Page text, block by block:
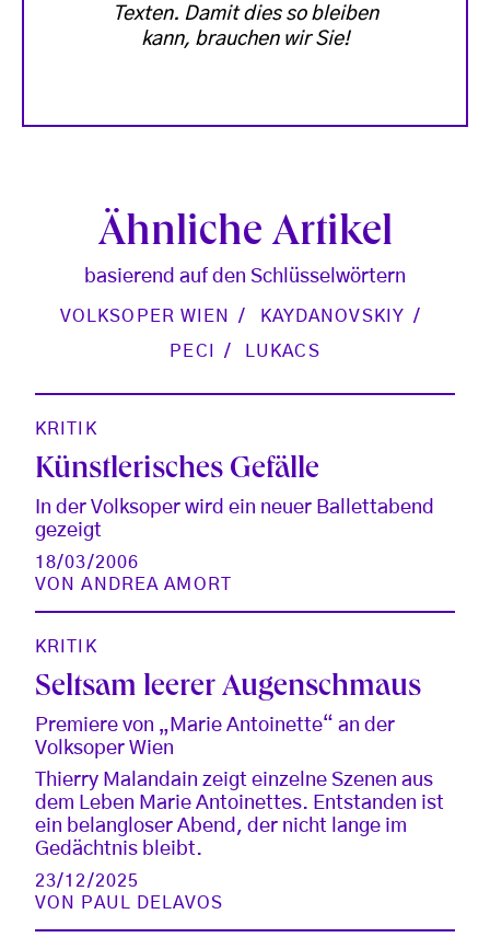
Texten. Damit dies so bleiben
kann, brauchen wir Sie!
Ähnliche Artikel
basierend auf den Schlüsselwörtern
VOLKSOPER WIEN
KAYDANOVSKIY
PECI
LUKACS
KRITIK
Künstlerisches Gefälle
In der Volksoper wird ein neuer Ballettabend
gezeigt
18/03/2006
VONANDREA AMORT
KRITIK
Seltsam leerer Augenschmaus
Premiere von „Marie Antoinette“ an der
Volksoper Wien
Thierry Malandain zeigt einzelne Szenen aus
dem Leben Marie Antoinettes. Entstanden ist
ein belangloser Abend, der nicht lange im
Gedächtnis bleibt.
23/12/2025
VON
PAUL DELAVOS